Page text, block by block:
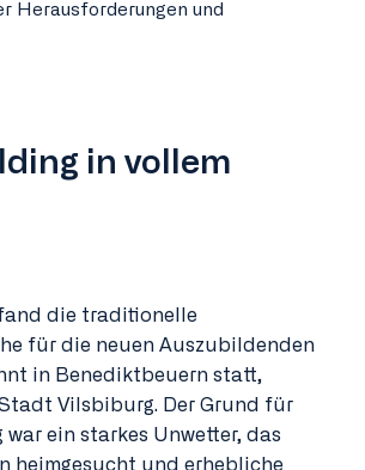
Herausforderungen und
in vollem
fand die traditionelle
für die neuen Auszubildenden
in Benediktbeuern statt,
Vilsbiburg. Der Grund für
war ein starkes Unwetter, das
heimgesucht und erhebliche